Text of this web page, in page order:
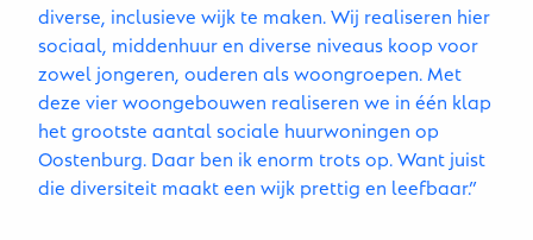
diverse, inclusieve wijk te maken. Wij realiseren hier
sociaal, middenhuur en diverse niveaus koop voor
zowel jongeren, ouderen als woongroepen. Met
deze vier woongebouwen realiseren we in één klap
het grootste aantal sociale huurwoningen op
Oostenburg. Daar ben ik enorm trots op. Want juist
die diversiteit maakt een wijk prettig en leefbaar.”